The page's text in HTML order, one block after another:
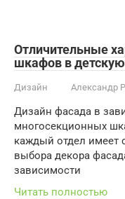
Отличительные
шкафов в
Дизайн Александр
Дизайн фасада в
многосекционных
каждый отдел имеет
выбора декора
зависимости
Читать полностью